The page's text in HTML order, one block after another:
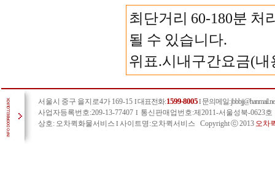
최단거리 60-180분 처
될 수 있습니다.
위표.시내구간요금(내
서울시 중구 을지로4가 169-15 I대표전화:1599-8005I 문의메일 :
사업자등록번호:209-13-77407 I 통신판매업번호:제2011-서울성북-0623호
상호: 오차퀵화물서비스 I 사이트명:오차퀵서비스 Copyright ⓒ 2013 오차